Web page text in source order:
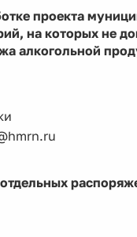
проекта
на которых не
алкогольной